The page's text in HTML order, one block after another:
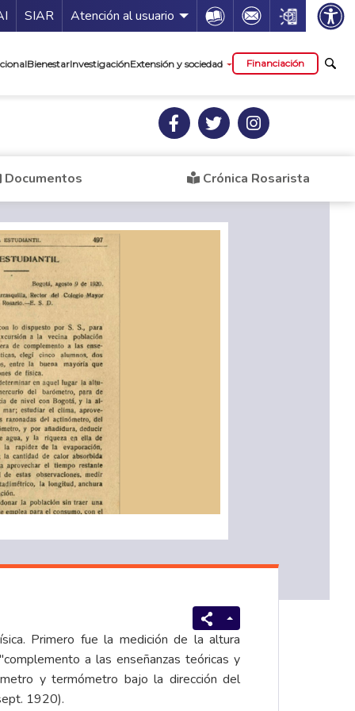
de servicios
SIAR Atención al usuario Icon Icon Icon
BienestarInvestigaciónExtensión y sociedad Financiación
Documentos Crónica Rosarista
Primero fue la medición de la altura
a las enseñanzas teóricas y
y termómetro bajo la dirección del
1920).